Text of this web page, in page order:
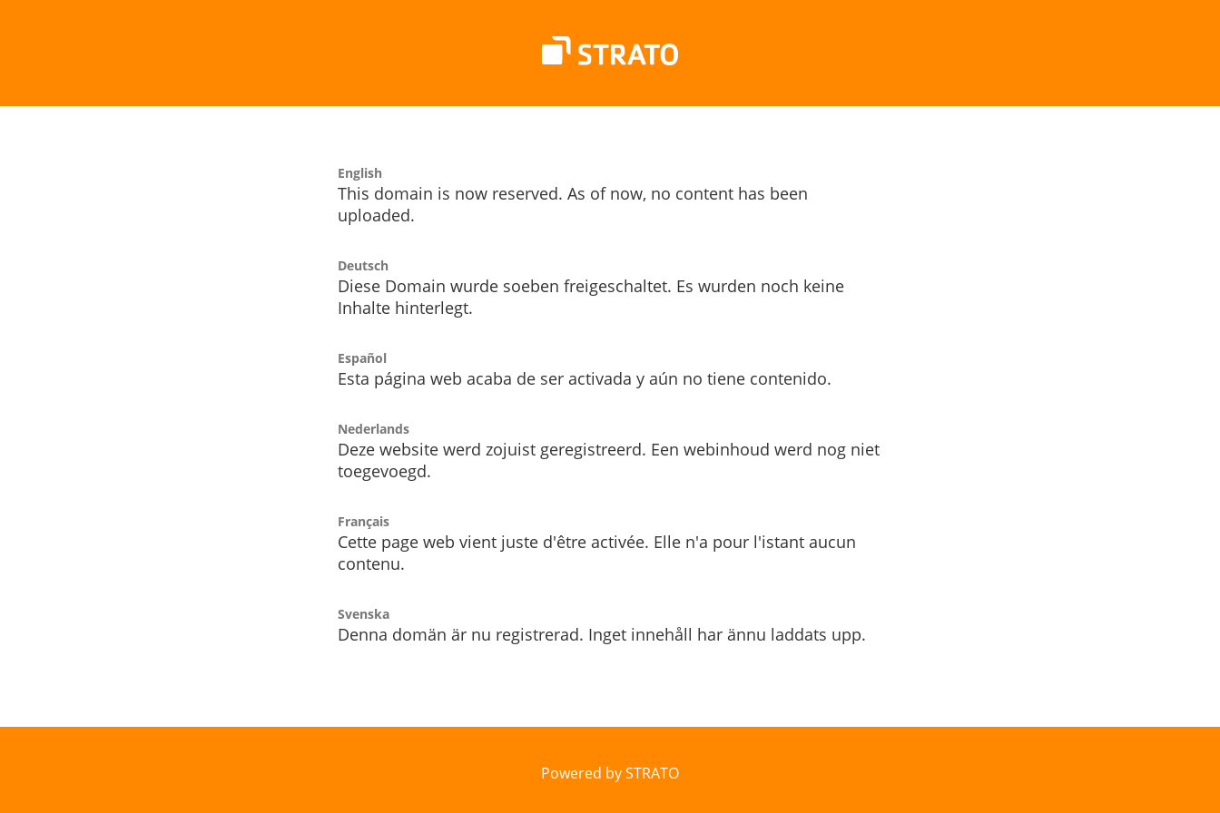
English
This domain is now reserved. As of now, no content has been
uploaded.
Deutsch
Diese Domain wurde soeben freigeschaltet. Es wurden noch keine
Inhalte hinterlegt.
Español
Esta página web acaba de ser activada y aún no tiene contenido.
Nederlands
Deze website werd zojuist geregistreerd. Een webinhoud werd nog niet
toegevoegd.
Français
Cette page web vient juste d'être activée. Elle n'a pour l'istant aucun
contenu.
Svenska
Denna domän är nu registrerad. Inget innehåll har ännu laddats upp.
Powered by STRATO